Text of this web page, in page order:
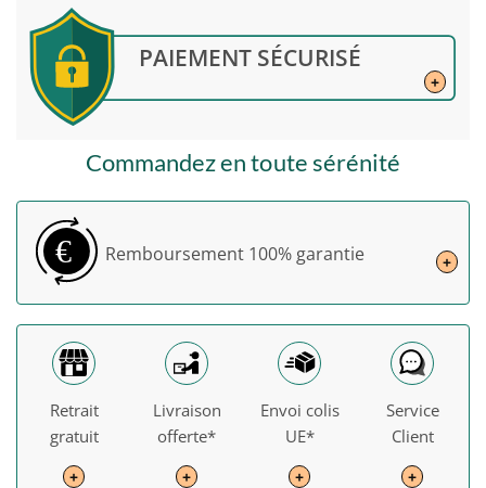
PAIEMENT SÉCURISÉ
+
Commandez en toute sérénité
€ Remboursement 100% garantie +
Retrait
gratuit
+
Livraison
offerte*
+
Envoi colis
UE*
+
Service
Client
+